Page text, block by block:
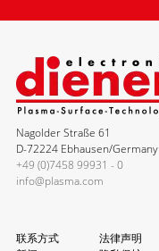
Nagolder Straße 61
D-72224 Ebhausen/Germany
+49 (0)7458 99931 - 0
info@plasma.com
联系方式
法律声明